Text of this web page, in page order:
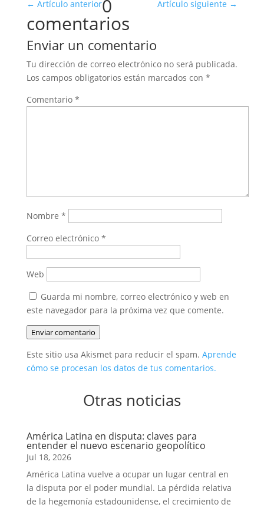
← Artículo anterior Artículo siguiente →
0
comentarios
Enviar un comentario
Tu dirección de correo electrónico no será publicada.
Los campos obligatorios están marcados con *
Comentario *
Nombre *
Correo electrónico *
Web
Guarda mi nombre, correo electrónico y web en
este navegador para la próxima vez que comente.
Enviar comentario
Este sitio usa Akismet para reducir el spam. Aprende
cómo se procesan los datos de tus comentarios.
Otras noticias
América Latina en disputa: claves para
entender el nuevo escenario geopolítico
Jul 18, 2026
América Latina vuelve a ocupar un lugar central en
la disputa por el poder mundial. La pérdida relativa
de la hegemonía estadounidense, el crecimiento de